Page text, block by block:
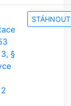
§
STÁHNOUT